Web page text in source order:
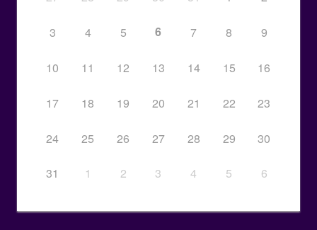
3 4 5 6 7 8 9
10 11 12 13 14 15 16
17 18 19 20 21 22 23
24 25 26 27 28 29 30
31 1 2 3 4 5 6